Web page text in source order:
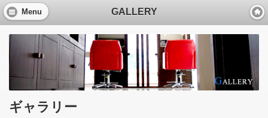
Menu GALLERY
ギャラリー